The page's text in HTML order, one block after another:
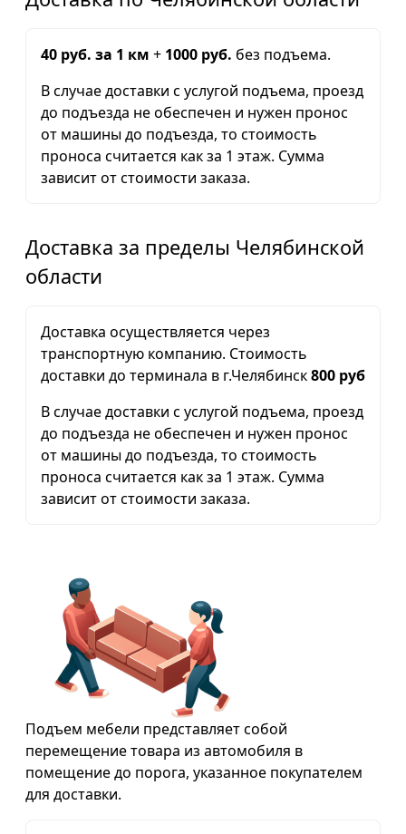
40 руб. за 1 км + 1000 руб. без подъема.
В случае доставки с услугой подъема, проезд
до подъезда не обеспечен и нужен пронос
от машины до подъезда, то стоимость
проноса считается как за 1 этаж. Сумма
зависит от стоимости заказа.
Доставка за пределы Челябинской
области
Доставка осуществляется через
транспортную компанию. Стоимость
доставки до терминала в г.Челябинск800 руб
В случае доставки с услугой подъема, проезд
до подъезда не обеспечен и нужен пронос
от машины до подъезда, то стоимость
проноса считается как за 1 этаж. Сумма
зависит от стоимости заказа.
Подъем мебели представляет собой
перемещение товара из автомобиля в
помещение до порога, указанное покупателем
для доставки.